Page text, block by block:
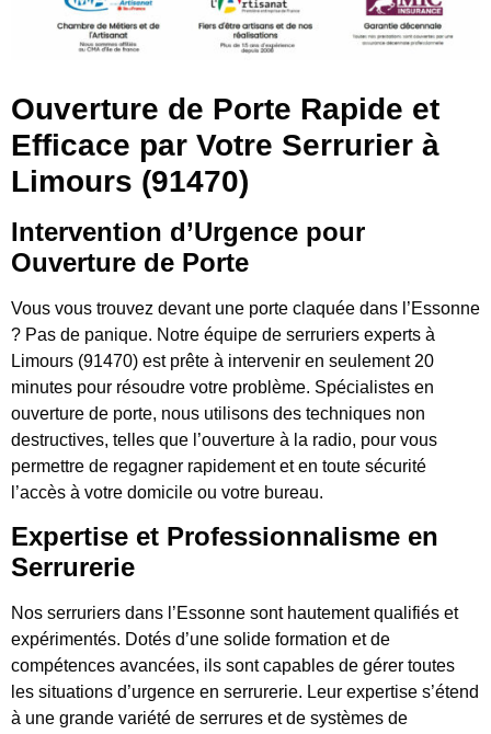
Ouverture de Porte Rapide et
Efficace par Votre Serrurier à
Limours (91470)
Intervention d’Urgence pour
Ouverture de Porte
Vous vous trouvez devant une porte claquée dans l’Essonne
? Pas de panique. Notre équipe de serruriers experts à
Limours (91470) est prête à intervenir en seulement 20
minutes pour résoudre votre problème. Spécialistes en
ouverture de porte, nous utilisons des techniques non
destructives, telles que l’ouverture à la radio, pour vous
permettre de regagner rapidement et en toute sécurité
l’accès à votre domicile ou votre bureau.
Expertise et Professionnalisme en
Serrurerie
Nos serruriers dans l’Essonne sont hautement qualifiés et
expérimentés. Dotés d’une solide formation et de
compétences avancées, ils sont capables de gérer toutes
les situations d’urgence en serrurerie. Leur expertise s’étend
à une grande variété de serrures et de systèmes de